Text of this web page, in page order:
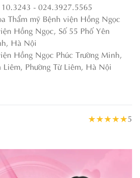
- 024.3927.5565
Thẩm mỹ Bệnh viện Hồng Ngọc
Hồng Ngọc, Số 55 Phố Yên
Hà Nội
Hồng Ngọc Phúc Trường Minh,
Liêm, Phường Từ Liêm, Hà Nội
★★★★★5